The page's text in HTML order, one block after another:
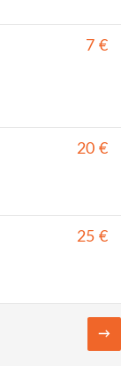
7 €
20 €
25 €
→